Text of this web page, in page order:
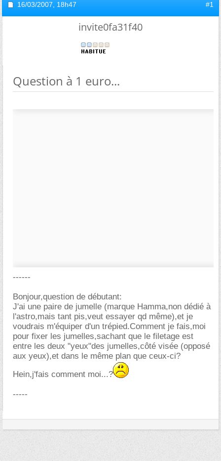
16/03/2007, 18h47 #1
invite0fa31f40
Question à 1 euro...
------
Bonjour,question de débutant:
J'ai une paire de jumelle (marque Hamma,non dédié à
l'astro,mais tant pis,veut essayer qd même),et je
voudrais m'équiper d'un trépied.Comment je fais,moi
pour fixer les jumelles,sachant que le filetage est
entre les deux "yeux"des jumelles,côté visée (opposé
aux yeux),et dans le même plan que ceux-ci?
Hein,j'fais comment moi...?
-----